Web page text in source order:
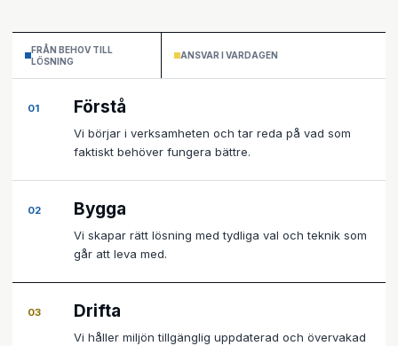
FRÅN BEHOV TILL
LÖSNING
ANSVAR I VARDAGEN
01 Förstå
Vi börjar i verksamheten och tar reda på vad som
faktiskt behöver fungera bättre.
02 Bygga
Vi skapar rätt lösning med tydliga val och teknik som
går att leva med.
03 Drifta
Vi håller miljön tillgänglig uppdaterad och övervakad